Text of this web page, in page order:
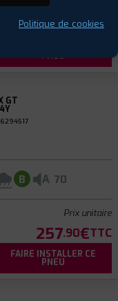
252.90€TTC
PNEU
GT
B A 70
Prix unitaire
257.90€TTC
FAIRE INSTALLER CE
PNEU
Politique de cookies